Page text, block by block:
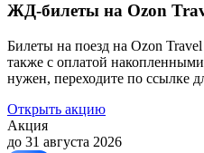
ЖД-билеты на Ozon
Билеты на поезд на Ozon
также с оплатой
нужен, переходите по ссылке
Открыть акцию
Акция
до 31 августа 2026